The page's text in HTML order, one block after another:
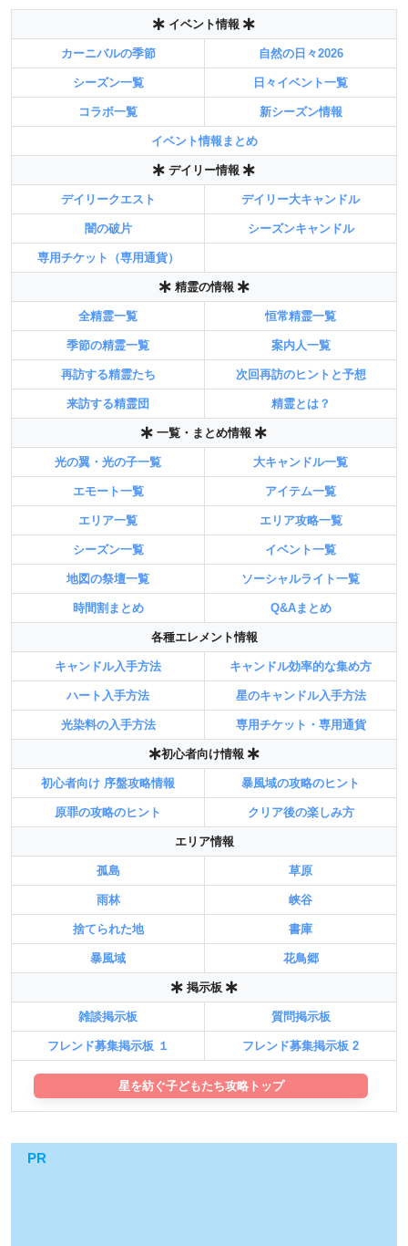
イベント情報
カーニバルの季節 自然の日々2026
シーズン一覧 日々イベント一覧
コラボ一覧 新シーズン情報
イベント情報まとめ
デイリー情報
デイリークエスト デイリー大キャンドル
闇の破片 シーズンキャンドル
専用チケット（専用通貨）
精霊の情報
全精霊一覧 恒常精霊一覧
季節の精霊一覧 案内人一覧
再訪する精霊たち 次回再訪のヒントと予想
来訪する精霊団 精霊とは？
一覧・まとめ情報
光の翼・光の子一覧 大キャンドル一覧
エモート一覧 アイテム一覧
エリア一覧 エリア攻略一覧
シーズン一覧 イベント一覧
地図の祭壇一覧 ソーシャルライト一覧
時間割まとめ Q&Aまとめ
各種エレメント情報
キャンドル入手方法 キャンドル効率的な集め方
ハート入手方法 星のキャンドル入手方法
光染料の入手方法 専用チケット・専用通貨
初心者向け情報
初心者向け 序盤攻略情報 暴風域の攻略のヒント
原罪の攻略のヒント クリア後の楽しみ方
エリア情報
孤島 草原
雨林 峡谷
捨てられた地 書庫
暴風域 花鳥郷
掲示板
雑談掲示板 質問掲示板
フレンド募集掲示板 １ フレンド募集掲示板 2
星を紡ぐ子どもたち攻略トップ
PR